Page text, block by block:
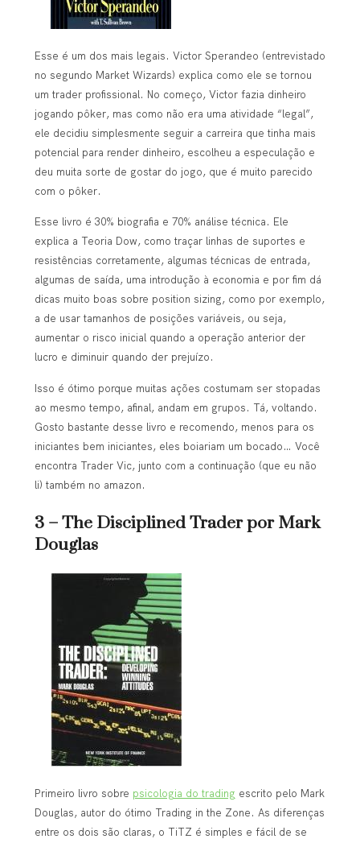
Esse é um dos mais legais. Victor Sperandeo (entrevistado
no segundo Market Wizards) explica como ele se tornou
um trader profissional. No começo, Victor fazia dinheiro
jogando pôker, mas como não era uma atividade “legal”,
ele decidiu simplesmente seguir a carreira que tinha mais
potencial para render dinheiro, escolheu a especulação e
deu muita sorte de gostar do jogo, que é muito parecido
com o pôker.
Esse livro é 30% biografia e 70% análise técnica. Ele
explica a Teoria Dow, como traçar linhas de suportes e
resistências corretamente, algumas técnicas de entrada,
algumas de saída, uma introdução à economia e por fim dá
dicas muito boas sobre position sizing, como por exemplo,
a de usar tamanhos de posições variáveis, ou seja,
aumentar o risco inicial quando a operação anterior der
lucro e diminuir quando der prejuízo.
Isso é ótimo porque muitas ações costumam ser stopadas
ao mesmo tempo, afinal, andam em grupos. Tá, voltando.
Gosto bastante desse livro e recomendo, menos para os
iniciantes bem iniciantes, eles boiariam um bocado… Você
encontra Trader Vic, junto com a continuação (que eu não
li) também no amazon.
3 – The Disciplined Trader por Mark
Douglas
Primeiro livro sobre psicologia do trading escrito pelo Mark
Douglas, autor do ótimo Trading in the Zone. As diferenças
entre os dois são claras, o TiTZ é simples e fácil de se